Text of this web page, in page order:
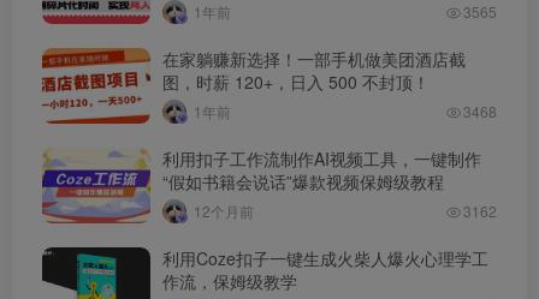
1年前 3565
在家躺赚新选择！一部手机做美团酒店截
图，时薪 120+，日入 500 不封顶！
1年前 3468
利用扣子工作流制作AI视频工具，一键制作
“假如书籍会说话”爆款视频保姆级教程
12个月前 3162
利用Coze扣子一键生成火柴人爆火心理学工
作流，保姆级教学